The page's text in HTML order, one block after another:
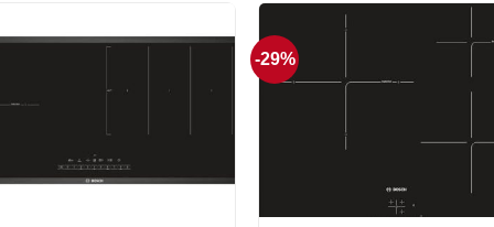
-29%